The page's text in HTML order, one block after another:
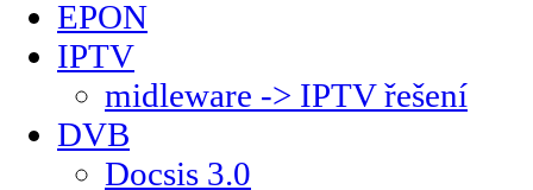
EPON
IPTV
midleware -> IPTV řešení
DVB
Docsis 3.0